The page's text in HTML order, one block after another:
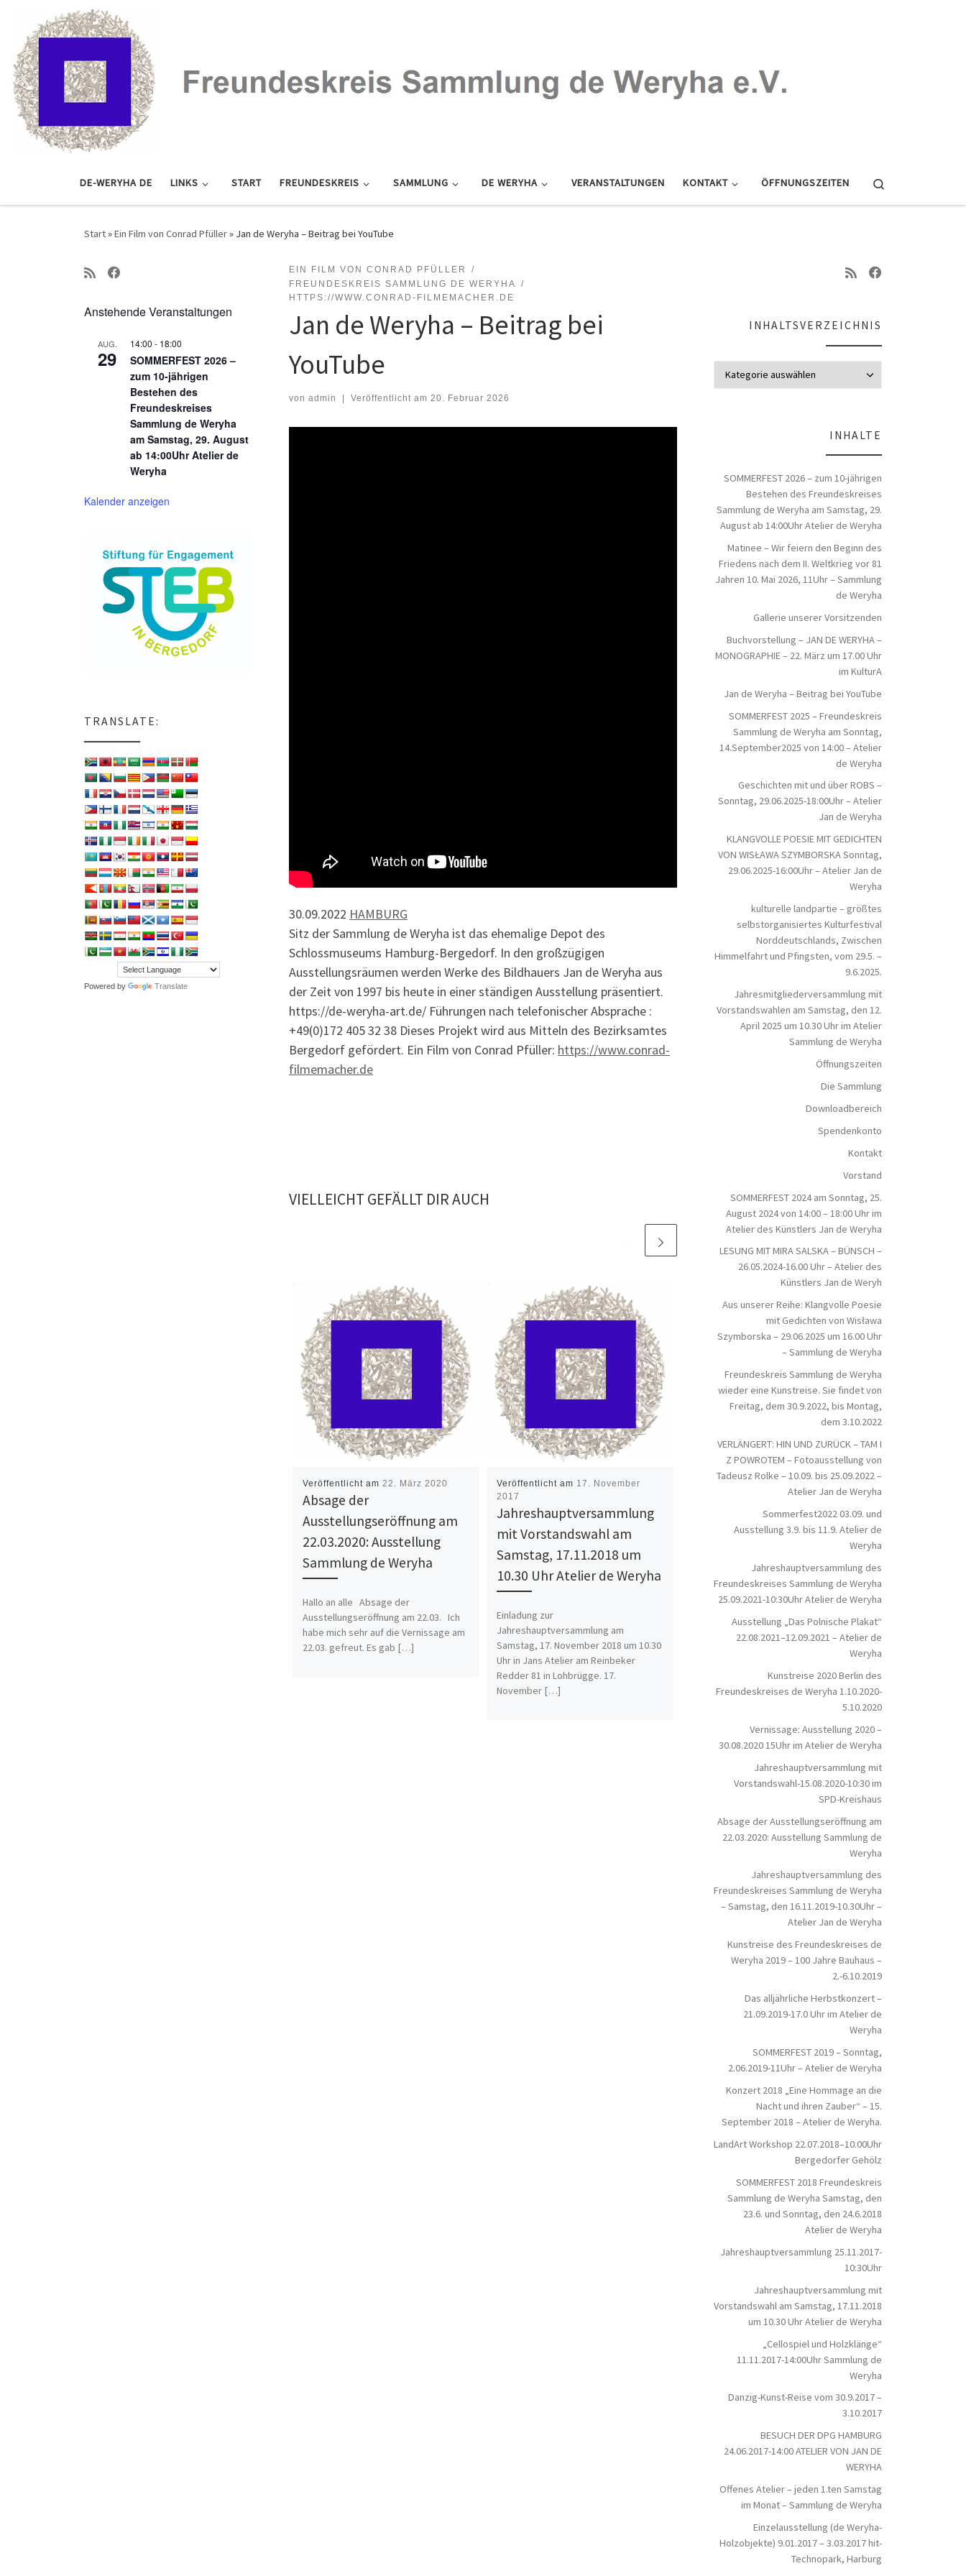
Zum Inhalt springen
DE-WERYHA DE LINKS START FREUNDESKREIS SAMMLUNG DE WERYHA VERANSTALTUNGEN KONTAKT ÖFFNUNGSZEITEN
Start»Ein Film von Conrad Pfüller» Jan de Weryha – Beitrag bei YouTube
EIN FILM VON CONRAD PFÜLLER
FREUNDESKREIS SAMMLUNG DE WERYHA
HTTPS://WWW.CONRAD-FILMEMACHER.DE
Jan de Weryha – Beitrag bei
YouTube
von admin Veröffentlicht am 20. Februar 2026
30.09.2022 HAMBURG
Sitz der Sammlung de Weryha ist das ehemalige Depot des
Schlossmuseums Hamburg-Bergedorf. In den großzügigen
Ausstellungsräumen werden Werke des Bildhauers Jan de Weryha aus
der Zeit von 1997 bis heute in einer ständigen Ausstellung präsentiert.
https://de-weryha-art.de/ Führungen nach telefonischer Absprache :
+49(0)172 405 32 38 Dieses Projekt wird aus Mitteln des Bezirksamtes
Bergedorf gefördert. Ein Film von Conrad Pfüller: https://www.conrad-
filmemacher.de
VIELLEICHT GEFÄLLT DIR AUCH
Veröffentlicht am22. März 2020
Absage der
Ausstellungseröffnung am
22.03.2020: Ausstellung
Sammlung de Weryha
Hallo an alle Absage der
Ausstellungseröffnung am 22.03. Ich
habe mich sehr auf die Vernissage am
22.03. gefreut. Es gab […]
Veröffentlicht am 17. November
2017
Jahreshauptversammlung
mit Vorstandswahl am
Samstag, 17.11.2018 um
10.30 Uhr Atelier de Weryha
Einladung zur
Jahreshauptversammlung am
Samstag, 17. November 2018 um 10.30
Uhr in Jans Atelier am Reinbeker
Redder 81 in Lohbrügge. 17.
November […]
SOMMERFEST 2019 –
Sonntag, 2.06.2019-11Uhr –
Der Freundeskreis Sammlung de
Weryha e.V. lädt ein zum SOMMERFEST
11 Uhr Reinbeker […]
Anstehende Veranstaltungen
AUG.
29
14:00 - 18:00
SOMMERFEST 2026 –
zum 10-jährigen
Bestehen des
Freundeskreises
Sammlung de Weryha
am Samstag, 29. August
ab 14:00Uhr Atelier de
Weryha
Kalender anzeigen
TRANSLATE:
Powered by Translate
INHALTSVERZEICHNIS
INHALTE
SOMMERFEST 2026 – zum 10-jährigen
Bestehen des Freundeskreises
Sammlung de Weryha am Samstag, 29.
August ab 14:00Uhr Atelier de Weryha
Matinee – Wir feiern den Beginn des
Friedens nach dem II. Weltkrieg vor 81
Jahren 10. Mai 2026, 11Uhr – Sammlung
de Weryha
Gallerie unserer Vorsitzenden
Buchvorstellung – JAN DE WERYHA –
MONOGRAPHIE – 22. März um 17.00 Uhr
im KulturA
Jan de Weryha – Beitrag bei YouTube
SOMMERFEST 2025 – Freundeskreis
Sammlung de Weryha am Sonntag,
14.September2025 von 14:00 – Atelier
de Weryha
Geschichten mit und über ROBS –
Sonntag, 29.06.2025-18:00Uhr – Atelier
Jan de Weryha
KLANGVOLLE POESIE MIT GEDICHTEN
VON WISŁAWA SZYMBORSKA Sonntag,
29.06.2025-16:00Uhr – Atelier Jan de
Weryha
kulturelle landpartie – größtes
selbstorganisiertes Kulturfestival
Norddeutschlands, Zwischen
Himmelfahrt und Pfingsten, vom 29.5. –
9.6.2025.
Jahresmitgliederversammlung mit
Vorstandswahlen am Samstag, den 12.
April 2025 um 10.30 Uhr im Atelier
Sammlung de Weryha
Öffnungszeiten
Die Sammlung
Downloadbereich
Spendenkonto
Kontakt
Vorstand
SOMMERFEST 2024 am Sonntag, 25.
August 2024 von 14:00 – 18:00 Uhr im
Atelier des Künstlers Jan de Weryha
LESUNG MIT MIRA SALSKA – BÜNSCH –
26.05.2024-16.00 Uhr – Atelier des
Künstlers Jan de Weryh
Aus unserer Reihe: Klangvolle Poesie
mit Gedichten von Wisława
Szymborska – 29.06.2025 um 16.00 Uhr
– Sammlung de Weryha
Freundeskreis Sammlung de Weryha
wieder eine Kunstreise. Sie findet von
Freitag, dem 30.9.2022, bis Montag,
dem 3.10.2022
VERLÄNGERT: HIN UND ZURÜCK – TAM I
Z POWROTEM – Fotoausstellung von
Tadeusz Rolke – 10.09. bis 25.09.2022 –
Atelier Jan de Weryha
Sommerfest2022 03.09. und
Ausstellung 3.9. bis 11.9. Atelier de
Weryha
Jahreshauptversammlung des
Freundeskreises Sammlung de Weryha
25.09.2021-10:30Uhr Atelier de Weryha
Ausstellung „Das Polnische Plakat“
22.08.2021–12.09.2021 – Atelier de
Weryha
Kunstreise 2020 Berlin des
Freundeskreises de Weryha 1.10.2020-
5.10.2020
Vernissage: Ausstellung 2020 –
30.08.2020 15Uhr im Atelier de Weryha
Jahreshauptversammlung mit
Vorstandswahl-15.08.2020-10:30 im
SPD-Kreishaus
Absage der Ausstellungseröffnung am
22.03.2020: Ausstellung Sammlung de
Weryha
Jahreshauptversammlung des
Freundeskreises Sammlung de Weryha
– Samstag, den 16.11.2019-10.30Uhr –
Atelier Jan de Weryha
Kunstreise des Freundeskreises de
Weryha 2019 – 100 Jahre Bauhaus –
2.-6.10.2019
Das alljährliche Herbstkonzert –
21.09.2019-17.0 Uhr im Atelier de
Weryha
SOMMERFEST 2019 – Sonntag,
2.06.2019-11Uhr – Atelier de Weryha
Konzert 2018 „Eine Hommage an die
Nacht und ihren Zauber“ – 15.
September 2018 – Atelier de Weryha.
LandArt Workshop 22.07.2018–10.00Uhr
Bergedorfer Gehölz
SOMMERFEST 2018 Freundeskreis
Sammlung de Weryha Samstag, den
23.6. und Sonntag, den 24.6.2018
Atelier de Weryha
Jahreshauptversammlung 25.11.2017-
10:30Uhr
Jahreshauptversammlung mit
Vorstandswahl am Samstag, 17.11.2018
um 10.30 Uhr Atelier de Weryha
„Cellospiel und Holzklänge“
11.11.2017-14:00Uhr Sammlung de
Weryha
Danzig-Kunst-Reise vom 30.9.2017 –
3.10.2017
BESUCH DER DPG HAMBURG
24.06.2017-14:00 ATELIER VON JAN DE
WERYHA
Offenes Atelier – jeden 1.ten Samstag
im Monat – Sammlung de Weryha
Einzelausstellung (de Weryha-
Holzobjekte) 9.01.2017 – 3.03.2017 hit-
Technopark, Harburg